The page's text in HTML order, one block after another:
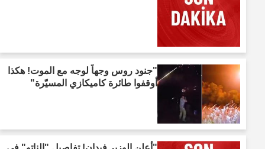
"جنود روس وجهاً لوجه مع الموت! هكذا
أوقفوا طائرة كاميكازي المسيّرة"